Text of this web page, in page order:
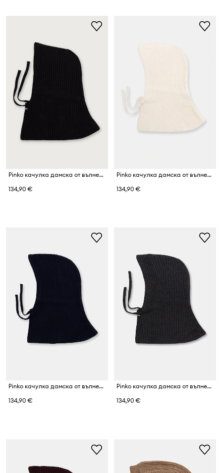
Pinko качулка дамска от вълнена материя
134,90 €
Pinko качулка дамска от вълнена материя
134,90 €
Pinko качулка дамска от вълнена материя
134,90 €
Pinko качулка дамска от вълнена материя
134,90 €